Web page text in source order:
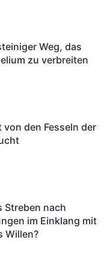
Weg, das
zu verbreiten
von den Fesseln der
Streben nach
im Einklang mit
Willen?